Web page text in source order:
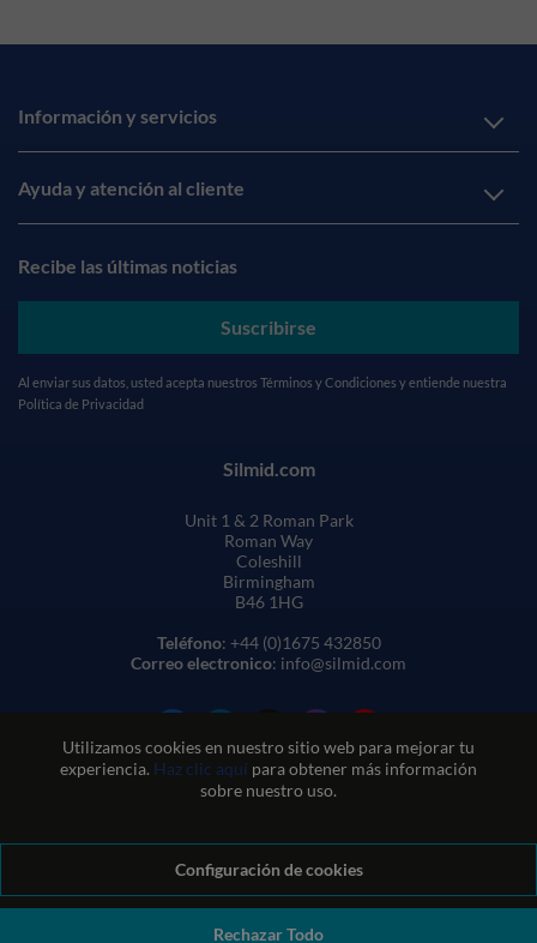
Utilizamos cookies en nuestro sitio web para mejorar tu
experiencia. Haz clic aquí para obtener más información
sobre nuestro uso.
Configuración de cookies
Rechazar Todo
Información y servicios
Ayuda y atención al cliente
Recibe las últimas noticias
Suscribirse
Al enviar sus datos, usted acepta nuestros Términos y Condiciones y entiende nuestra
Política de Privacidad
Silmid.com
Unit 1 & 2 Roman Park
Roman Way
Coleshill
Birmingham
B46 1HG
Teléfono: +44 (0)1675 432850
Correo electronico: info@silmid.com
Condiciones generales de venta
Condiciones de uso del sitio web
Política de privacidad y cookies
Política de calidad
Política medioambiental
Política REACH